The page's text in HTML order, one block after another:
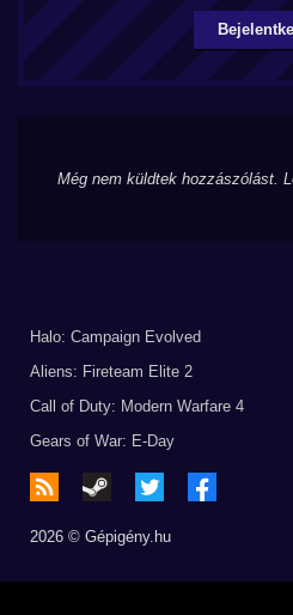
Még nem küldtek hozzászólást.
Halo: Campaign Evolved
Aliens: Fireteam Elite 2
Call of Duty: Modern Warfare 4
Gears of War: E-Day
2026 © Gépigény.hu